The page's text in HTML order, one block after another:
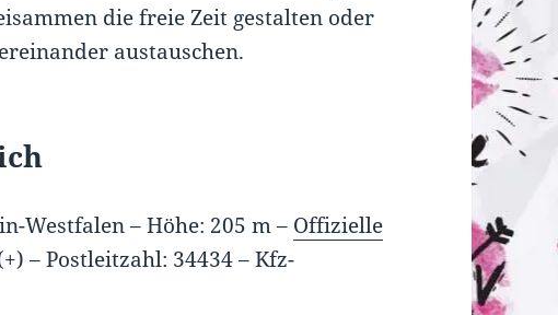
die freie Zeit gestalten oder
austauschen.
Westfalen –Höhe: 205 m– Offizielle
–Postleitzahl: 34434–Kfz-